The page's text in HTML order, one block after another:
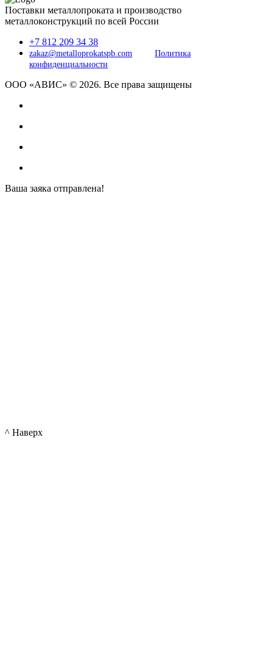
Поставки металлопроката и производство
металлоконструкций по всей России
+7 812 209 34 38
zakaz@metalloprokatspb.com
Политика
конфиденциальности
ООО «АВИС» © 2026. Все права защищены
Ваша заяка отправлена!
^ Наверх